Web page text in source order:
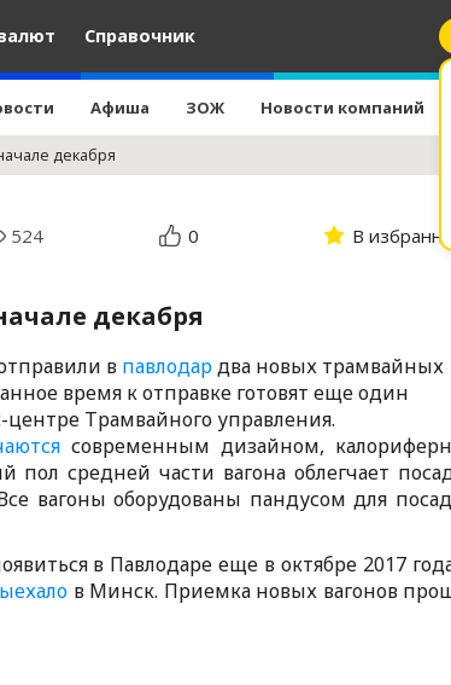
Справочник
Афиша ЗОЖ Новости компаний
декабря
524 0 В избранное
декабря
в павлодардва новых трамвайных
время к отправке готовят еще один
Трамвайного управления.
современным дизайном,
средней части вагона облегчает
вагоны оборудованы пандусом для
в Павлодаре еще в октябре 2017
в Минск. Приемка новых вагонов